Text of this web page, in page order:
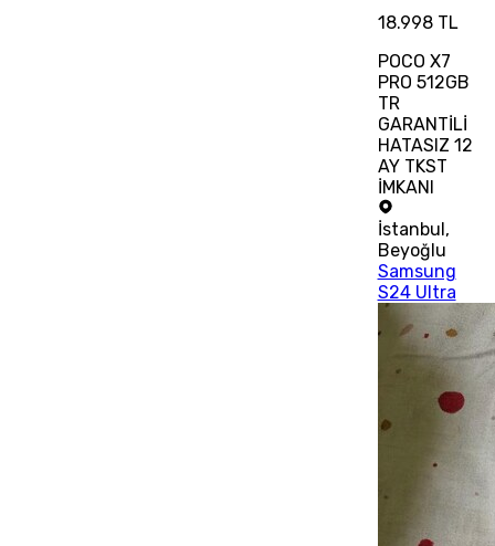
18.998 TL
POCO X7
PRO 512GB
TR
GARANTİLİ
HATASIZ 12
AY TKST
İMKANI
İstanbul,
Beyoğlu
Samsung
S24 Ultra